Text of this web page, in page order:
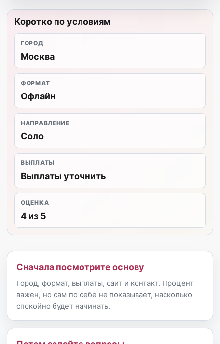
Коротко по условиям
ГОРОД
Москва
ФОРМАТ
Офлайн
НАПРАВЛЕНИЕ
Соло
ВЫПЛАТЫ
Выплаты уточнить
ОЦЕНКА
4 из 5
Сначала посмотрите основу
Город, формат, выплаты, сайт и контакт. Процент
важен, но сам по себе не показывает, насколько
спокойно будет начинать.